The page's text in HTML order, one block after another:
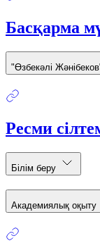
Басқарма
"Өзбекәлі
Ресми
Білім беру
Академиялық оқыту